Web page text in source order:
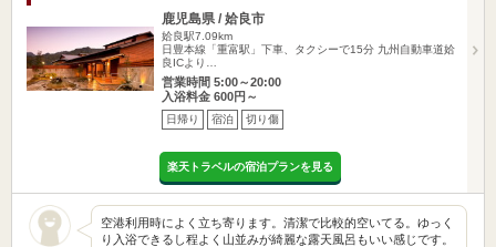
鹿児島県 / 姶良市
姶良駅7.09km
日豊本線「重富駅」下車、タクシーで15分 九州自動車道姶
良ICより…
営業時間 5:00～20:00
入浴料金 600円～
日帰り 宿泊 切り傷
楽天トラベルの宿泊プランを見る
空港利用時によく立ち寄ります。清潔で比較的空いてる。ゆっく
り入浴できるし程よく山並みが綺麗な露天風呂もいい感じです。